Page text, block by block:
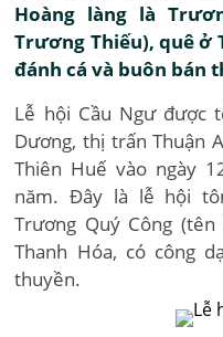
Hoàng làng là
Trương Thiếu), quê ở
đánh cá và buôn bán
Lễ hội Cầu Ngư được
Dương, thị trấn Thuận
Thiên Huế vào ngày
năm. Đây là lễ hội
Trương Quý Công
Thanh Hóa, có công
thuyền.